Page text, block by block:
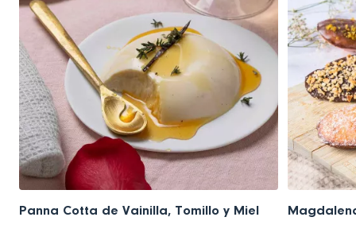
Panna Cotta de Vainilla, Tomillo y Miel